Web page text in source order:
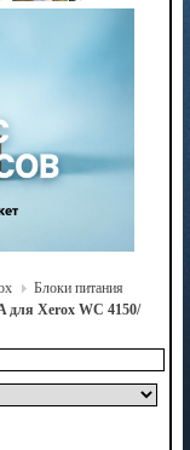
Блоки питания
для Xerox WC 4150/